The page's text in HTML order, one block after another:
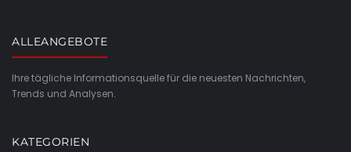
ALLEANGEBOTE
Ihre tägliche Informationsquelle für die neuesten Nachrichten,
Trends und Analysen.
KATEGORIEN